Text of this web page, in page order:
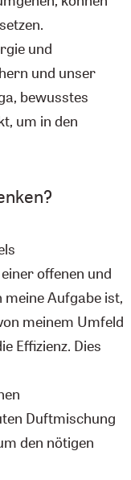
und
und unser
bewusstes
um in den
offenen und
Aufgabe ist,
meinem Umfeld
Effizienz. Dies
Duftmischung
den nötigen